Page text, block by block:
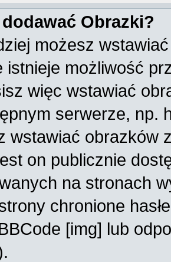
Obrazki?
możesz
istnieje możliwość
więc wstawiać
serwerze, np.
wstawiać obrazków
on publicznie
na stronach
chronione
[img] lub